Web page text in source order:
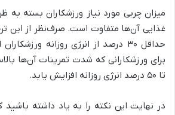
میزان چربی مورد نیاز ورزشکاران بسته به
غذایی آن‌ها متفاوت است. صرف‌نظر از این
حداقل ۳۰ درصد از انرژی روزانه
برای ورزشکارانی که شدت تمرینات آن‌ها
تا ۵۰ درصد انرژی روزانه افزایش یابد.
در نهایت این نکته را به یاد داشته